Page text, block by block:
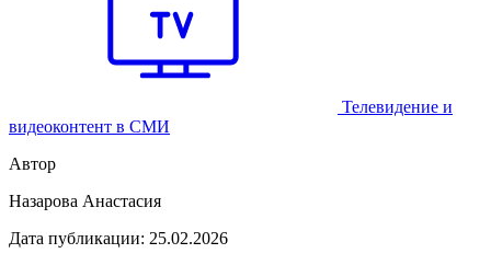
Телевидение и
видеоконтент в СМИ
Автор
Назарова Анастасия
Дата публикации: 25.02.2026